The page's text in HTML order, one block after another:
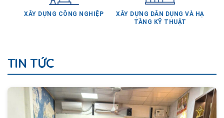
XÂY DỰNG CÔNG NGHIỆP
XÂY DỰNG DÂN DỤNG VÀ HẠ
TẦNG KỸ THUẬT
TIN TỨC